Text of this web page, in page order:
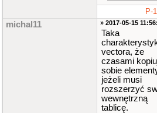
P-
michal11 » 2017-05-15
Taka
vectora, że
czasami
sobie
jeżeli musi
rozszerzyć
wewnętrzną
tablicę.